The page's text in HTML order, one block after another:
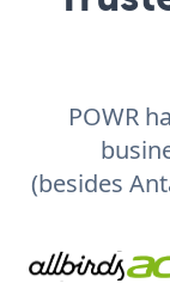
POWR
(besides